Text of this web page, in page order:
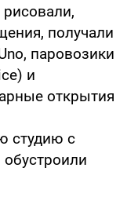
получали
паровозики
и
открытия
студию с